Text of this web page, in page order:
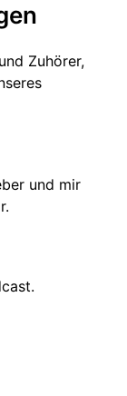
Zuhörer,
und mir